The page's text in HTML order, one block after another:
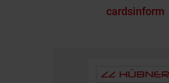
cardsinform